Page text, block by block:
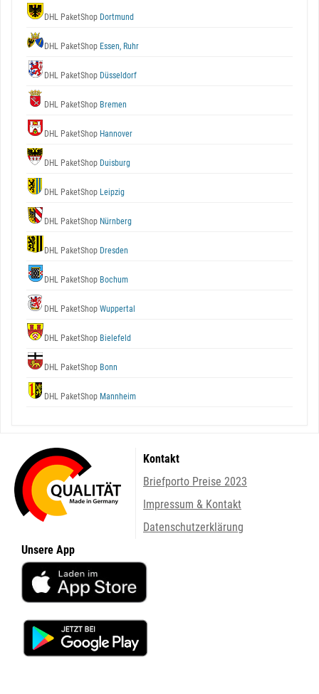
DHL PaketShop Dortmund
DHL PaketShop Essen, Ruhr
DHL PaketShop Düsseldorf
DHL PaketShop Bremen
DHL PaketShop Hannover
DHL PaketShop Duisburg
DHL PaketShop Leipzig
DHL PaketShop Nürnberg
DHL PaketShop Dresden
DHL PaketShop Bochum
DHL PaketShop Wuppertal
DHL PaketShop Bielefeld
DHL PaketShop Bonn
DHL PaketShop Mannheim
Kontakt
Briefporto Preise 2023
Impressum & Kontakt
Datenschutzerklärung
Unsere App